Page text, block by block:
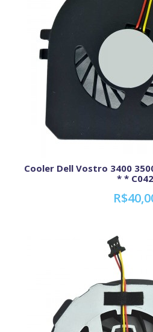
Cooler Dell Vostro 3400
* * C042